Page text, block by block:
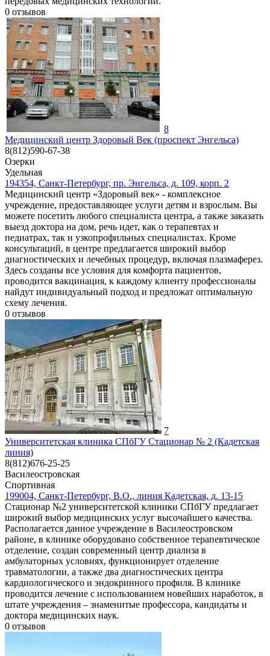
0 отзывов
8
Медицинский центр Здоровый Век (проспект Энгельса)
8(812)590-67-38
Озерки
Удельная
194354, Санкт-Петербург, пр. Энгельса, д. 109, корп. 2
Медицинский центр «Здоровый век» - комплексное
учреждение, предоставляющее услуги детям и взрослым. Вы
можете посетить любого специалиста центра, а также заказать
выезд доктора на дом, речь идет, как о терапевтах и
педиатрах, так и узкопрофильных специалистах. Кроме
консультаций, в центре предлагается широкий выбор
диагностических и лечебных процедур, включая плазмаферез.
Здесь созданы все условия для комфорта пациентов,
проводится вакцинация, к каждому клиенту профессионалы
найдут индивидуальный подход и предложат оптимальную
схему лечения.
0 отзывов
7
Университетская клиника СПбГУ Стационар № 2 (Кадетская
линия)
8(812)676-25-25
Василеостровская
Спортивная
199004, Санкт-Петербург, В.О., линия Кадетская, д. 13-15
Стационар №2 университетской клиники СПбГУ предлагает
широкий выбор медицинских услуг высочайшего качества.
Располагается данное учреждение в Василеостровском
районе, в клинике оборудовано собственное терапевтическое
отделение, создан современный центр диализа в
амбулаторных условиях, функционирует отделение
травматологии, а также два диагностических центра
кардиологического и эндокринного профиля. В клинике
проводится лечение с использованием новейших наработок, в
штате учреждения – знаменитые профессора, кандидаты и
доктора медицинских наук.
0 отзывов